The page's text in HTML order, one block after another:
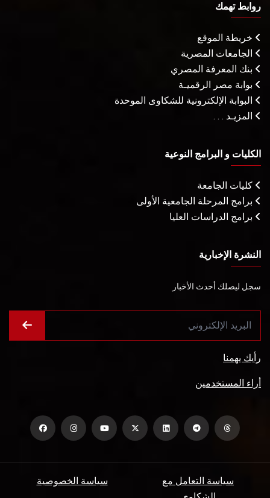
روابط تهمك
خريطة الموقع
الجامعات المصرية
بنك المعرفة المصري
بوابة مصر الرقميـة
البوابة الإلكترونية للشكاوى الموحدة
المزيـد . . .
الكليات و البرامج النوعية
كليات الجامعة
برامج المرحلة الجامعية الأولى
برامج الدراسات العليا
النشرة الإخبارية
سجل ليصلك أحدث الأخبار
رأيك يهمنا
أراء المستخدمين
سياسة الخصوصية
سياسة التعامل مع